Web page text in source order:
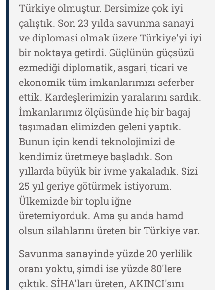
Türkiye olmuştur. Dersimize çok iyi
çalıştık. Son 23 yılda savunma sanayi
ve diplomasi olmak üzere Türkiye'yi iyi
bir noktaya getirdi. Güçlünün güçsüzü
ezmediği diplomatik, asgari, ticari ve
ekonomik tüm imkanlarımızı seferber
ettik. Kardeşlerimizin yaralarını sardık.
İmkanlarımız ölçüsünde hiç bir bagaj
taşımadan elimizden geleni yaptık.
Bunun için kendi teknolojimizi de
kendimiz üretmeye başladık. Son
yıllarda büyük bir ivme yakaladık. Sizi
25 yıl geriye götürmek istiyorum.
Ülkemizde bir toplu iğne
üretemiyorduk. Ama şu anda hamd
olsun silahlarını üreten bir Türkiye var.
Savunma sanayinde yüzde 20 yerlilik
oranı yoktu, şimdi ise yüzde 80'lere
çıktık. SİHA'ları üreten, AKINCI'sını